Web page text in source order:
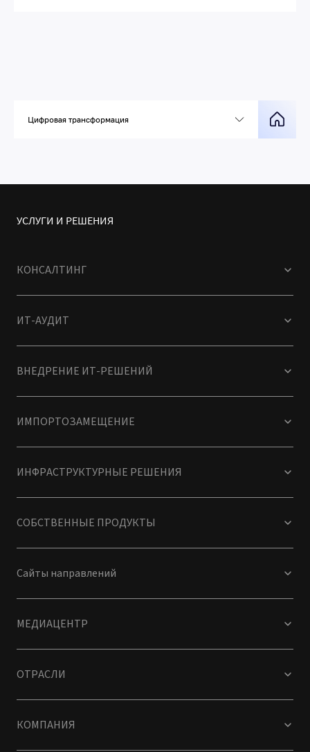
Цифровая трансформация
УСЛУГИ И РЕШЕНИЯ
КОНСАЛТИНГ
ИТ-АУДИТ
ВНЕДРЕНИЕ ИТ-РЕШЕНИЙ
ИМПОРТОЗАМЕЩЕНИЕ
ИНФРАСТРУКТУРНЫЕ РЕШЕНИЯ
СОБСТВЕННЫЕ ПРОДУКТЫ
Сайты направлений
МЕДИАЦЕНТР
ОТРАСЛИ
КОМПАНИЯ